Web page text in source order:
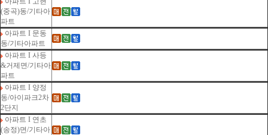
(중곡)동/기타아
파트
아파트 I 문동
동/기타아파트
아파트 I 사등
&거제면/기타아
파트
아파트 I 양정
동/아이파크2차
2단지
아파트 I 연초
(송정)면/기타아